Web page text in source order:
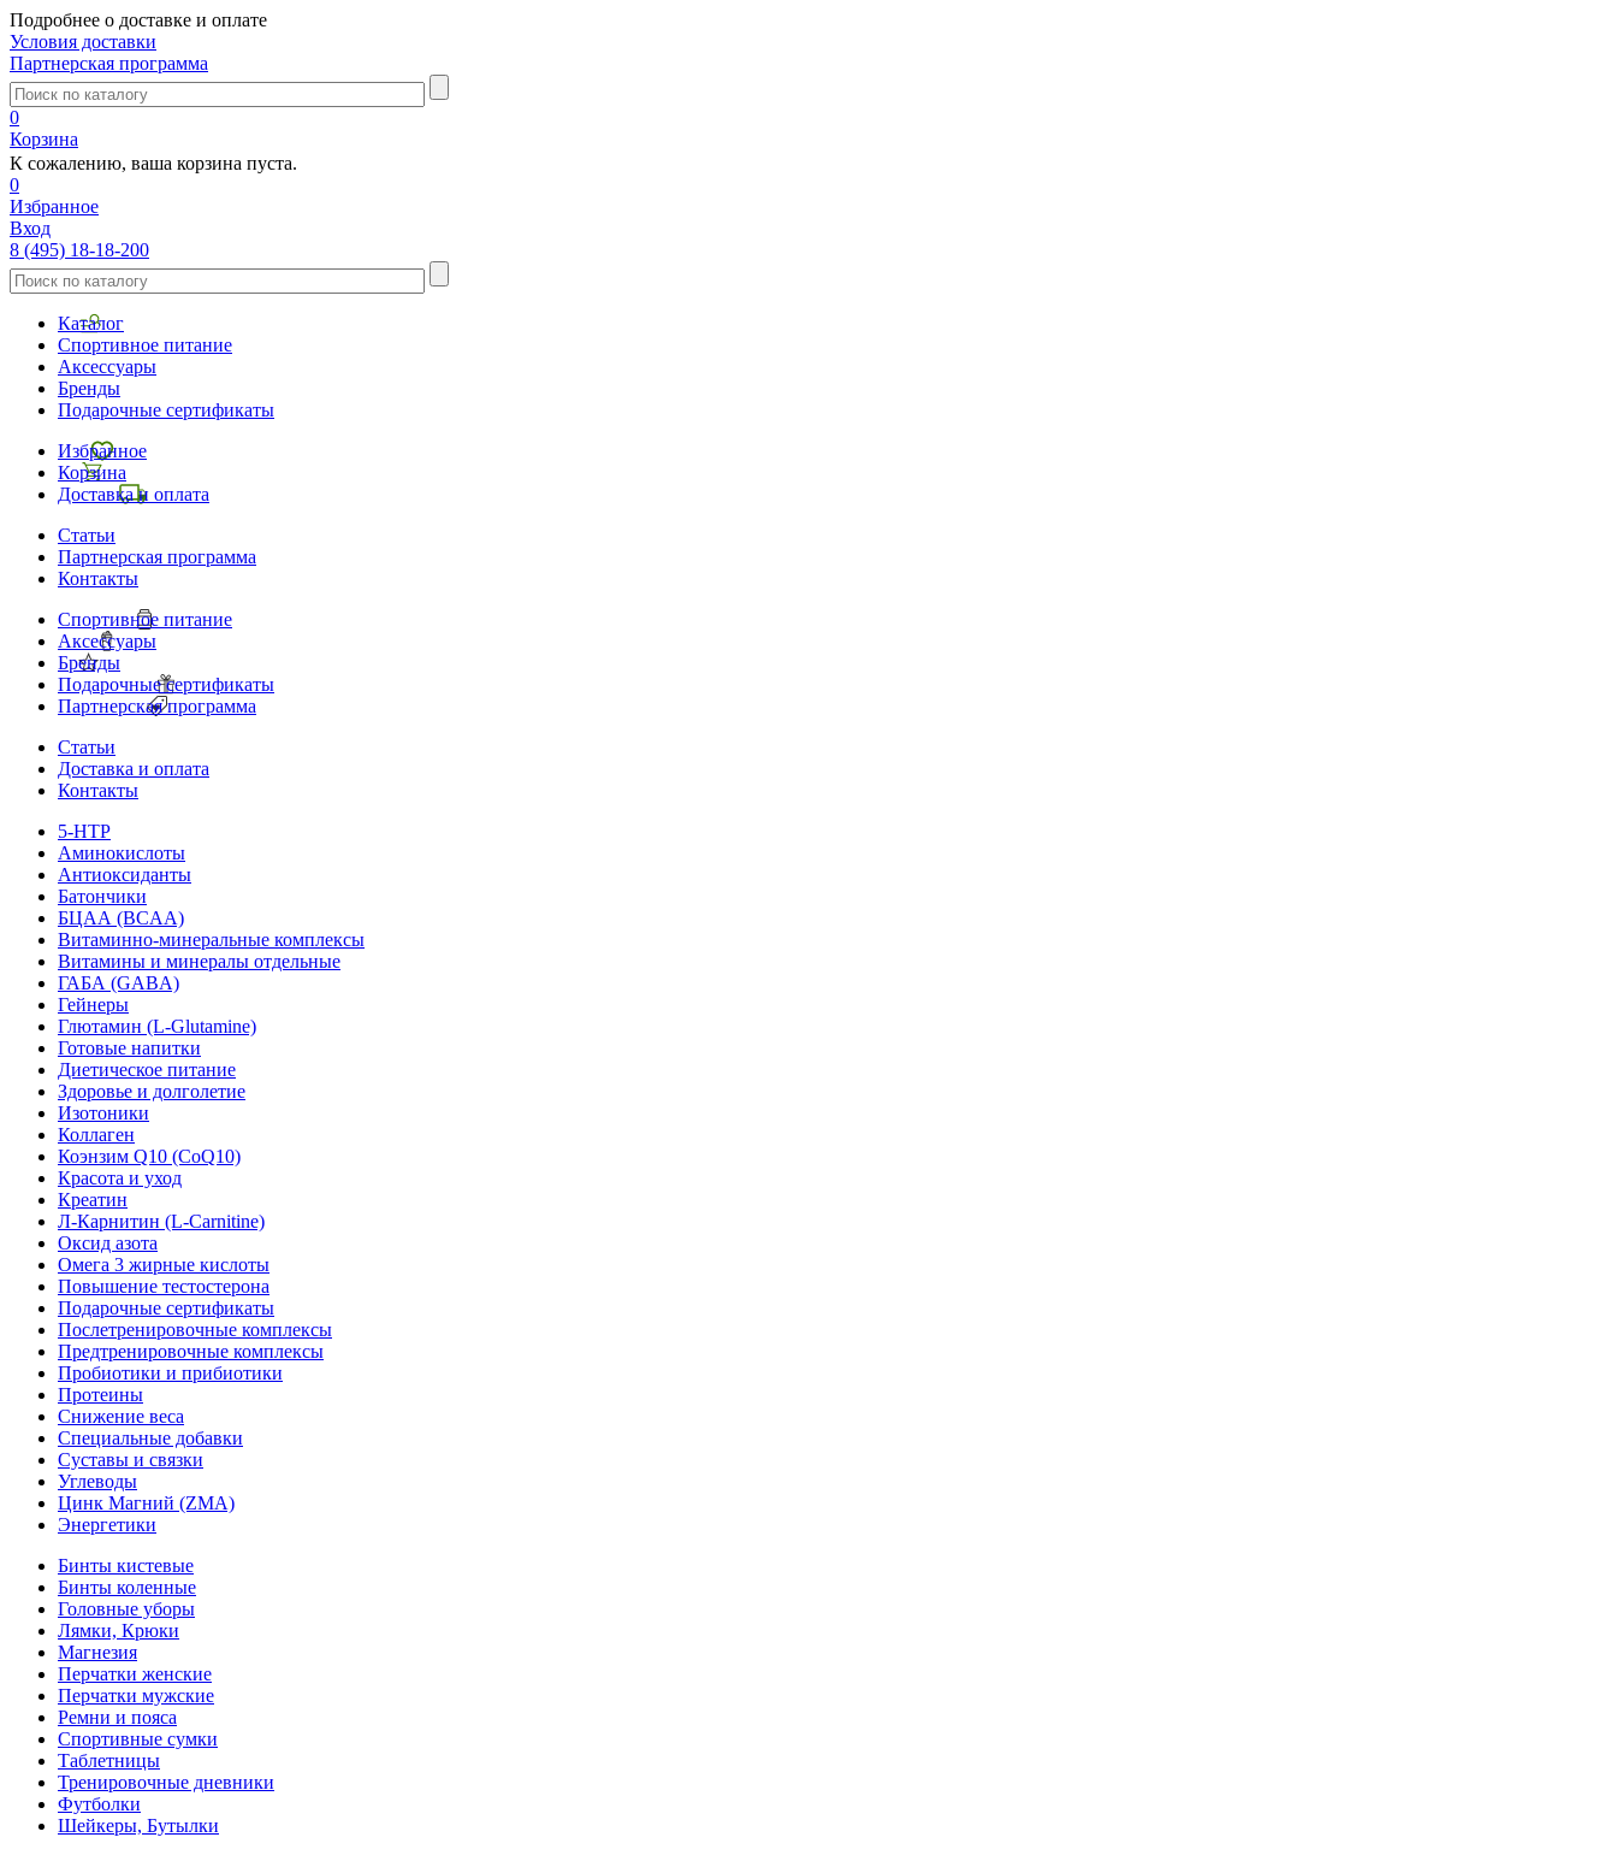
Подробнее о доставке и оплате
Условия доставки
Партнерская программа
0
Корзина
К сожалению, ваша корзина пуста.
0
Избранное
Вход
8 (495) 18-18-200
Каталог
Спортивное питание
Аксессуары
Бренды
Подарочные сертификаты
Избранное
Корзина
Доставка и оплата
Статьи
Партнерская программа
Контакты
Спортивное питание
Аксессуары
Бренды
Подарочные сертификаты
Партнерская программа
Статьи
Доставка и оплата
Контакты
5-HTP
Аминокислоты
Антиоксиданты
Батончики
БЦАА (BCAA)
Витаминно-минеральные комплексы
Витамины и минералы отдельные
ГАБА (GABA)
Гейнеры
Глютамин (L-Glutamine)
Готовые напитки
Диетическое питание
Здоровье и долголетие
Изотоники
Коллаген
Коэнзим Q10 (CoQ10)
Красота и уход
Креатин
Л-Карнитин (L-Сarnitine)
Оксид азота
Омега 3 жирные кислоты
Повышение тестостерона
Подарочные сертификаты
Послетренировочные комплексы
Предтренировочные комплексы
Пробиотики и прибиотики
Протеины
Снижение веса
Специальные добавки
Суставы и связки
Углеводы
Цинк Магний (ZMA)
Энергетики
Бинты кистевые
Бинты коленные
Головные уборы
Лямки, Крюки
Магнезия
Перчатки женские
Перчатки мужские
Ремни и пояса
Спортивные сумки
Таблетницы
Тренировочные дневники
Футболки
Шейкеры, Бутылки